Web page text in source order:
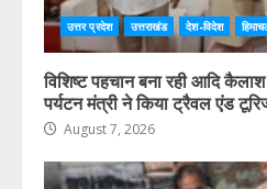
उत्तर प्रदेश उत्तराखंड देश-विदेश
विशिष्ट पहचान बना रही आदि
पर्यटन मंत्री ने किया ट्रैवल एंड
August 7, 2026